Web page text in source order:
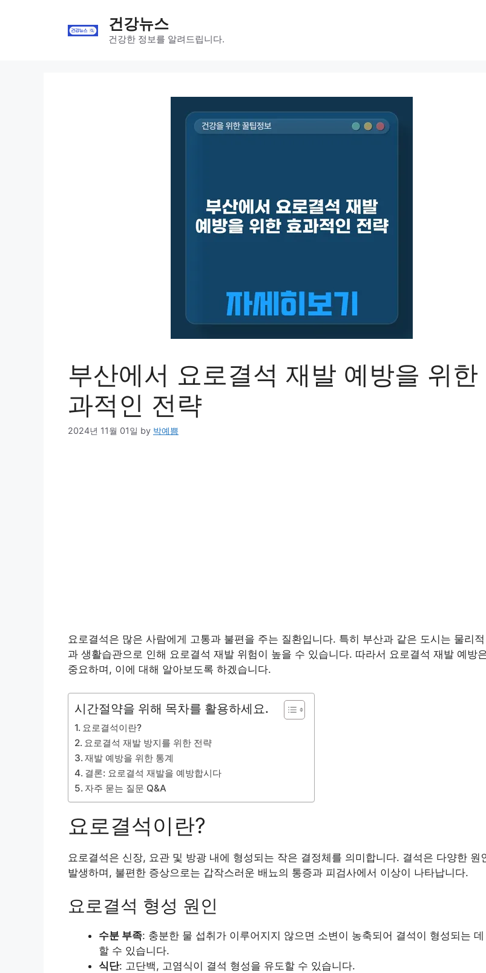
건강뉴스
건강한 정보를 알려드립니다.
부산에서 요로결석 재발 예방을 위한
과적인 전략
2024년 11월 01일 by 박예쁨
요로결석은 많은 사람에게 고통과 불편을 주는 질환입니다. 특히 부산과 같은 도시는 물리
과 생활습관으로 인해 요로결석 재발 위험이 높을 수 있습니다. 따라서 요로결석 재발 예방
중요하며, 이에 대해 알아보도록 하겠습니다.
시간절약을 위해 목차를 활용하세요.
요로결석이란?
요로결석 재발 방지를 위한 전략
재발 예방을 위한 통계
결론: 요로결석 재발을 예방합시다
자주 묻는 질문 Q&A
요로결석이란?
요로결석은 신장, 요관 및 방광 내에 형성되는 작은 결정체를 의미합니다. 결석은 다양한 원
발생하며, 불편한 증상으로는 갑작스러운 배뇨의 통증과 피검사에서 이상이 나타납니다.
요로결석 형성 원인
수분 부족: 충분한 물 섭취가 이루어지지 않으면 소변이 농축되어 결석이 형성되는 데
할 수 있습니다.
식단: 고단백, 고염식이 결석 형성을 유도할 수 있습니다.